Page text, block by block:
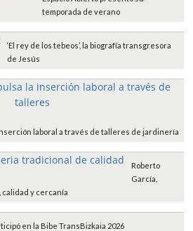
temporada de verano
‘El rey de los tebeos’, la biografía transgresora
de Jesús
laboral a través de talleres de jardinería
Roberto
García,
y cercanía
en la Bibe TransBizkaia 2026